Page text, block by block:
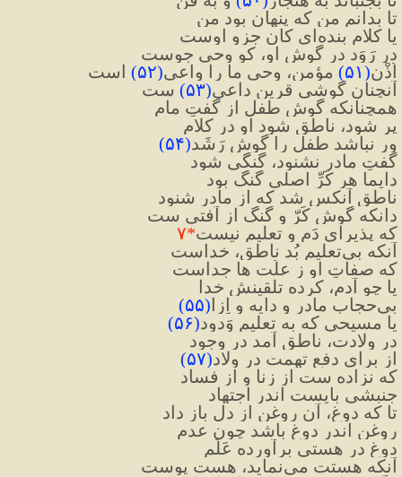
تا بدانم من که پنهان بود من
یا کلامِ بنده‌ای کان جزوِ اوست
در رَوَد در گوشِ او، کو وحی جوست
اُذْنِ(۵۱) مؤمن، وحی ما را واعی(۵۲)
است
آنچنان گوشی قرینِ داعی(۵۳) ست
همچنانکه گوشِ طفل از گفتِ مام
پر شود، ناطق شود او در کلام
ور نباشد طفل را گوشِ رَشَد(۵۴)
گفتِ مادر نشنود، گُنگی شود
دایما هر کَرِّ اصلی گُنگ بود
ناطق آنکس شد که از مادر شنود
دانکه گوشِ کَرّ و گُنگ از آفتی ست
که پذیرای دَم و تعلیم نیست*۷
آنکه بی‌تعلیم بُد ناطق، خداست
که صفاتِ او ز علّت ها جداست
یا چو آدم، کرده تلقینش خدا
بی‌حجابِ مادر و دایه و اِزا
(۵۵)
یا مسیحی که به تعلیمِ وَدود(۵۶)
در ولادت، ناطق آمد در وجود
از برای دفعِ تهمت در وِلاد(۵۷)
که نزاده ست از زنا و از فساد
جنبشی بایست اندر اجتهاد
تا که دوغ، آن روغن از دل باز داد
روغن اندر دوغ باشد چون عدم
دوغ در هستی برآورده عَلَم
آنکه هستت می‌نماید، هست پوست